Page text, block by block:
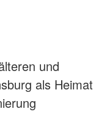
und
als Heimat